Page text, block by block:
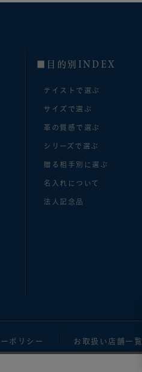
■目的別INDEX
テイストで選ぶ
サイズで選ぶ
革の質感で選ぶ
シリーズで選ぶ
贈る相手別に選ぶ
名入れについて
法人記念品
ポリシー お取扱い店舗一覧